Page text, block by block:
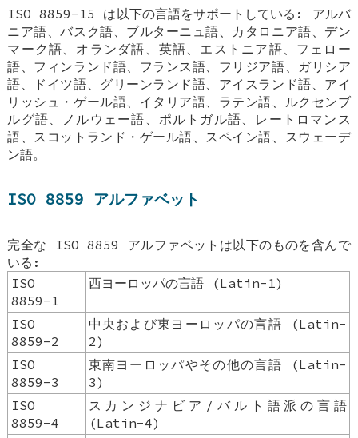
ISO 8859-15 は以下の言語をサポートしている: アルバ
ニア語、バスク語、ブルターニュ語、カタロニア語、デン
マーク語、オランダ語、英語、エストニア語、フェロー
語、フィンランド語、フランス語、フリジア語、ガリシア
語、ドイツ語、グリーンランド語、アイスランド語、アイ
リッシュ・ゲール語、イタリア語、ラテン語、ルクセンブ
ルグ語、ノルウェー語、ポルトガル語、レートロマンス
語、スコットランド・ゲール語、スペイン語、スウェーデ
ン語。
ISO 8859 アルファベット
完全な ISO 8859 アルファベットは以下のものを含んで
いる:
ISO
8859-1
西ヨーロッパの言語 (Latin-1)
ISO
8859-2
中央および東ヨーロッパの言語 (Latin-
2)
ISO
8859-3
東南ヨーロッパやその他の言語 (Latin-
3)
ISO
8859-4
スカンジナビア/バルト語派の言語
(Latin-4)